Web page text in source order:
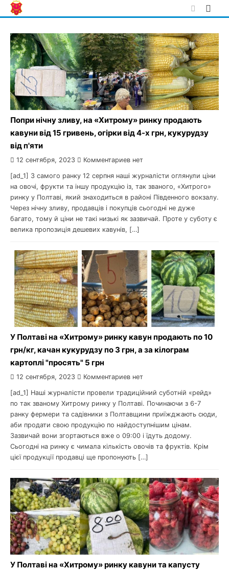
Skip
to
Попри нічну зливу, на «Хитрому» ринку продають
кавуни від 15 гривень, огірки від 4-х грн, кукурудзу
від п'яти
12 сентября, 2023 Комментариев нет
[ad_1] З самого ранку 12 серпня наші журналісти оглянули ціни
на овочі, фрукти та іншу продукцію із, так званого, «Хитрого»
ринку у Полтаві, який знаходиться в районі Південного вокзалу.
Через нічну зливу, продавців і покупців сьогодні не дуже
багато, тому й ціни не такі низькі як зазвичай. Проте у суботу є
велика пропозиція дешевих кавунів, […]
У Полтаві на «Хитрому» ринку кавун продають по 10
грн/кг, качан кукурудзу по 3 грн, а за кілограм
картоплі "просять" 5 грн
12 сентября, 2023 Комментариев нет
[ad_1] Наші журналісти провели традиційний суботній «рейд»
по так званому Хитрому ринку у Полтаві. Починаючи з 6-7
ранку фермери та садівники з Полтавщини приїжджають сюди,
аби продати свою продукцію по найдоступнішим цінам.
Зазвичай вони згортаються вже о 09:00 і їдуть додому.
Сьогодні на ринку є чимала кількість овочів та фруктів. Крім
цієї продукції продавці ще пропонують […]
У Полтаві на «Хитрому» ринку кавуни та капусту